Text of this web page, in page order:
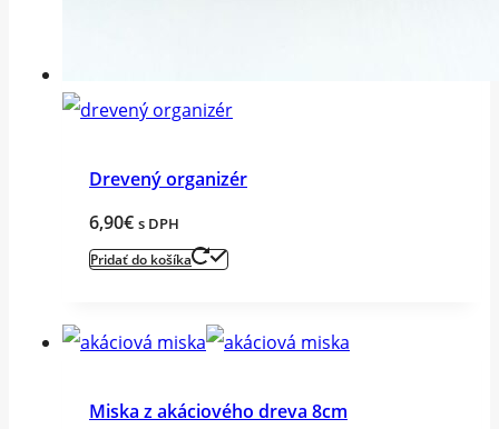
Drevený organizér
6,90€ s DPH
Pridať do košíka
Miska z akáciového dreva 8cm